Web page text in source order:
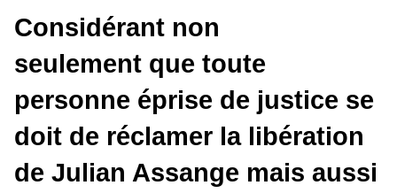
Considérant non
seulement que toute
personne éprise de justice se
doit de réclamer la libération
de Julian Assange mais aussi